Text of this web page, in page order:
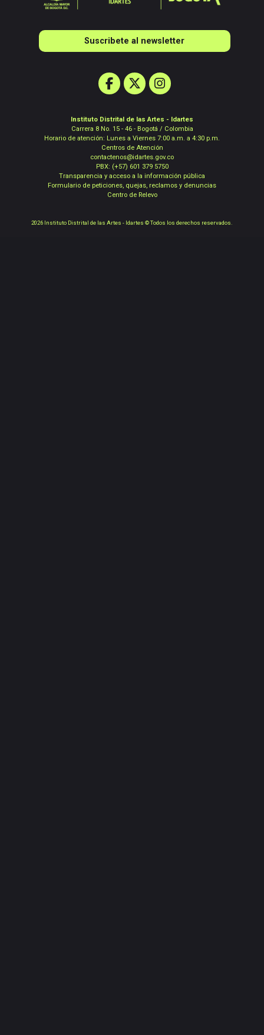
Instituto Distrital de las Artes - Idartes
Carrera 8 No. 15 - 46 - Bogotá / Colombia
Horario de atención: Lunes a Viernes 7:00 a.m. a 4:30 p.m.
Centros de Atención
contactenos@idartes.gov.co
PBX: (+57) 601 379 5750
Transparencia y acceso a la información pública
Formulario de peticiones, quejas, reclamos y denuncias
Centro de Relevo
Suscribete al newsletter
2026 Instituto Distrital de las Artes - Idartes © Todos los derechos reservados.